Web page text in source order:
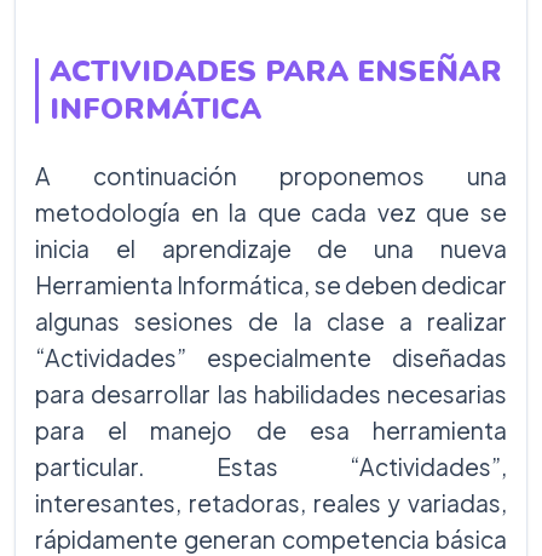
ACTIVIDADES PARA ENSEÑAR
INFORMÁTICA
A continuación proponemos una
metodología en la que cada vez que se
inicia el aprendizaje de una nueva
Herramienta Informática, se deben dedicar
algunas sesiones de la clase a realizar
“Actividades” especialmente diseñadas
para desarrollar las habilidades necesarias
para el manejo de esa herramienta
particular. Estas “Actividades”,
interesantes, retadoras, reales y variadas,
rápidamente generan competencia básica